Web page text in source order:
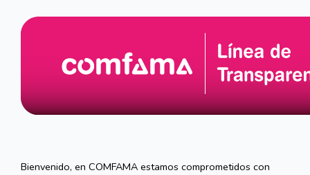
Bienvenido, en COMFAMA estamos comprometidos con